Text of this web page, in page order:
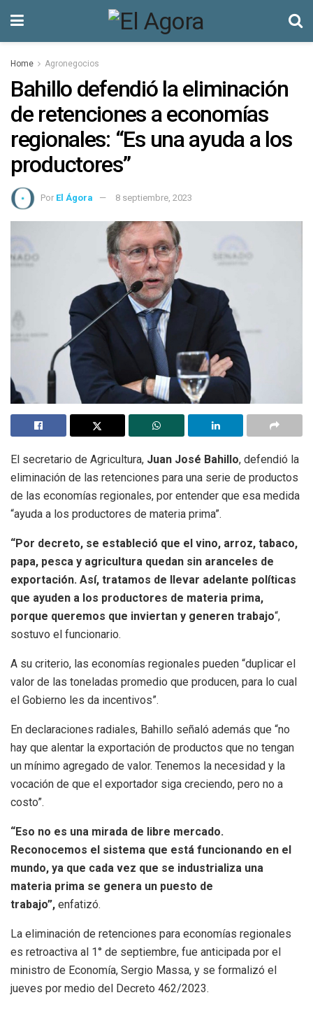
Home Agronegocios
Bahillo defendió la eliminación
de retenciones a economías
regionales: “Es una ayuda a los
productores”
Por El Ágora 8 septiembre, 2023
El secretario de Agricultura, Juan José Bahillo, defendió la
eliminación de las retenciones para una serie de productos
de las economías regionales, por entender que esa medida
“ayuda a los productores de materia prima”.
“Por decreto, se estableció que el vino, arroz, tabaco,
papa, pesca y agricultura quedan sin aranceles de
exportación. Así, tratamos de llevar adelante políticas
que ayuden a los productores de materia prima,
porque queremos que inviertan y generen trabajo“,
sostuvo el funcionario.
A su criterio, las economías regionales pueden “duplicar el
valor de las toneladas promedio que producen, para lo cual
el Gobierno les da incentivos”.
En declaraciones radiales, Bahillo señaló además que “no
hay que alentar la exportación de productos que no tengan
un mínimo agregado de valor. Tenemos la necesidad y la
vocación de que el exportador siga creciendo, pero no a
costo”.
“Eso no es una mirada de libre mercado.
Reconocemos el sistema que está funcionando en el
mundo, ya que cada vez que se industrializa una
materia prima se genera un puesto de
trabajo”, enfatizó.
La eliminación de retenciones para economías regionales
es retroactiva al 1° de septiembre, fue anticipada por el
ministro de Economía, Sergio Massa, y se formalizó el
jueves por medio del Decreto 462/2023.